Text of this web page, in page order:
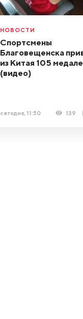
НОВОСТИ
Спортсмены
Благовещенска
из Китая 105
(видео)
сегодня, 11:50 139